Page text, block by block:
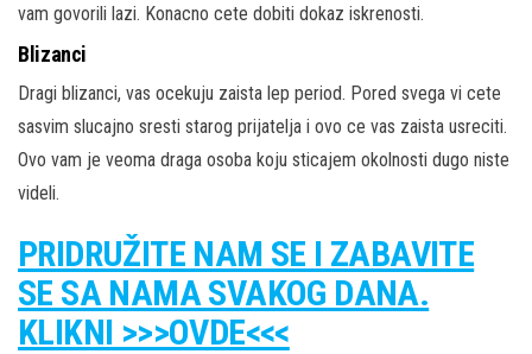
vam govorili lazi. Konacno cete dobiti dokaz iskrenosti.
Blizanci
Dragi blizanci, vas ocekuju zaista lep period. Pored svega vi cete
sasvim slucajno sresti starog prijatelja i ovo ce vas zaista usreciti.
Ovo vam je veoma draga osoba koju sticajem okolnosti dugo niste
videli.
PRIDRUŽITE NAM SE I ZABAVITE
SE SA NAMA SVAKOG DANA.
KLIKNI >>>OVDE<<<